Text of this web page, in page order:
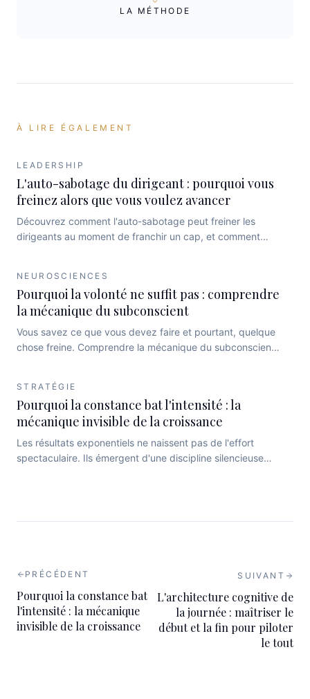
LA MÉTHODE
À LIRE ÉGALEMENT
LEADERSHIP
L'auto-sabotage du dirigeant : pourquoi vous
freinez alors que vous voulez avancer
Découvrez comment l'auto-sabotage peut freiner les
dirigeants au moment de franchir un cap, et comment
performance durable.
NEUROSCIENCES
Pourquoi la volonté ne suffit pas : comprendre
la mécanique du subconscient
Vous savez ce que vous devez faire et pourtant, quelque
chose freine. Comprendre la mécanique du subconscient
automatismes.
STRATÉGIE
Pourquoi la constance bat l'intensité : la
mécanique invisible de la croissance
Les résultats exponentiels ne naissent pas de l'effort
spectaculaire. Ils émergent d'une discipline silencieuse
PRÉCÉDENT
Pourquoi la constance bat
l'intensité : la mécanique
invisible de la croissance
SUIVANT
L'architecture cognitive de
la journée : maîtriser le
début et la fin pour piloter
le tout